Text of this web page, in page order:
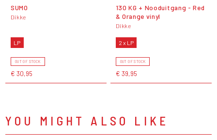
SUMO
Dikke
LP
OUT OF STOCK
€ 30,95
130 KG + Nooduitgang - Red
& Orange vinyl
Dikke
2 x LP
OUT OF STOCK
€ 39,95
YOU MIGHT ALSO LIKE